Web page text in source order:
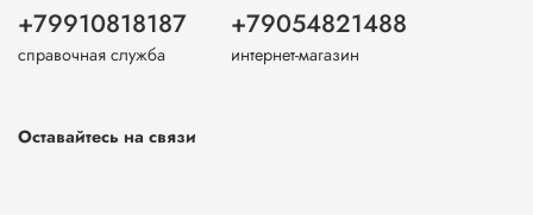
+79910818187
справочная служба
+79054821488
интернет-магазин
Оставайтесь на связи